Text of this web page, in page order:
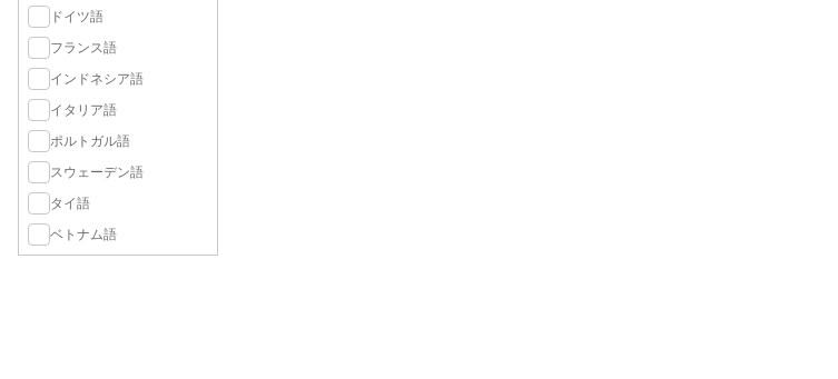
ドイツ語
フランス語
インドネシア語
イタリア語
ポルトガル語
スウェーデン語
タイ語
ベトナム語